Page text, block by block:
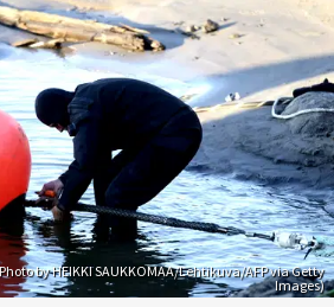
by HEIKKI SAUKKOMAA/Lehtikuva/AFP via Getty
Images)